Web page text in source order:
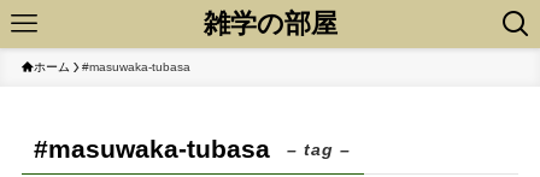
雑学の部屋
ホーム #masuwaka-tubasa
#masuwaka-tubasa – tag –